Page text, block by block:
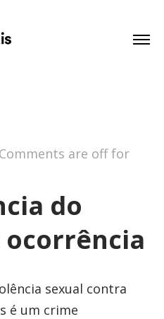
Comments are off for
do
sexual contra
é um crime